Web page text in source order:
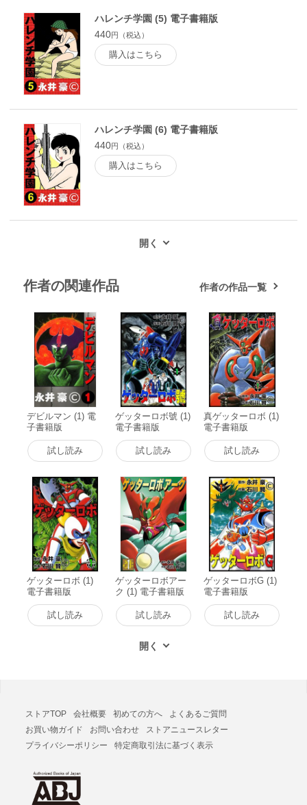
ハレンチ学園 (5) 電子書籍版
440円（税込）
購入はこちら
ハレンチ学園 (6) 電子書籍版
440円（税込）
購入はこちら
作者の関連作品 作者の作品一覧
デビルマン (1) 電
子書籍版
試し読み
ゲッターロボ號 (1)
電子書籍版
試し読み
真ゲッターロボ (1)
電子書籍版
試し読み
ゲッターロボ (1)
電子書籍版
試し読み
ゲッターロボアー
ク (1) 電子書籍版
試し読み
ゲッターロボG (1)
電子書籍版
試し読み
ストアTOP 会社概要 初めての方へ
よくあるご質問
お買い物ガイド
お問い合わせ
ストアニュースレター
プライバシーポリシー
特定商取引法に基づく表示